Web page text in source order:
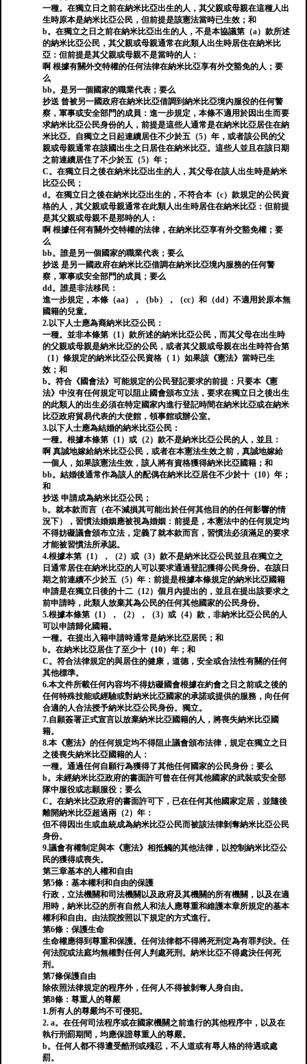
一種。在獨立日之前在納米比亞出生的人，其父親或母親在這種人出
生時原本是納米比亞公民，但前提是該憲法當時已生效；和
b。在獨立之日之前在納米比亞出生的人，不是本協議第（a）款所述
的納米比亞公民，其父親或母親通常在此類人出生時居住在納米比
亞：但前提是其父親或母親不是當時的人：
啊 根據有關外交特權的任何法律在納米比亞享有外交豁免的人；要
么
bb。是另一個國家的職業代表；要么
抄送 曾被另一國政府在納米比亞借調到納米比亞境內服役的任何警
察，軍事或安全部門的成員：進一步規定，本條不適用於因出生而要
求納米比亞公民身份的人，前提是這些人通常是在納米比亞居住在納
米比亞。自獨立之日起連續居住不少於五（5）年，或者該公民的父
親或母親通常在該國出生之日居住在納米比亞。這些人並且在該日期
之前連續居住了不少於五（5）年；
C。在獨立日之後在納米比亞出生的人，其父母在該人出生時是納米
比亞公民；
d。在獨立日之後在納米比亞出生的，不符合本（c）款規定的公民資
格的人，其父親或母親通常在此類人出生時居住在納米比亞：但前提
是其父親或母親不是那時的人：
啊 根據任何有關外交特權的法律，在納米比亞享有外交豁免權；要
么
bb。誰是另一個國家的職業代表；要么
抄送 是另一國政府在納米比亞借調在納米比亞境內服務的任何警
察，軍事或安全部門的成員；要么
dd。誰是非法移民：
進一步規定，本條（aa），（bb），（cc）和（dd）不適用於原本無
國籍的兒童。
2.以下人士應為裔納米比亞公民：
一種。並非本條第（1）款所述的納米比亞公民，而其父母在出生時
的父親或母親是納米比亞的公民，或者其父親或母親在出生時符合第
（1）條規定的納米比亞公民資格（ 1）如果該《憲法》當時已生
效；和
b。符合《國會法》可能規定的公民登記要求的前提：只要本《憲
法》中沒有任何規定可以阻止國會頒布立法，要求在獨立日之後出生
的此類人的出生必須在特定國家內進行登記時間在納米比亞或在納米
比亞政府貿易代表的大使館，領事館或辦公室。
3.以下人士應為結婚的納米比亞公民：
一種。根據本條第（1）或（2）款不是納米比亞公民的人，並且：
啊 真誠地嫁給納米比亞公民，或者在本憲法生效之前，真誠地嫁給
一個人，如果該憲法生效，該人將有資格獲得納米比亞國籍；和
bb。結婚後通常作為該人的配偶在納米比亞居住不少於十（10）年；
和
抄送 申請成為納米比亞公民；
b。就本款而言（在不減損其可能出於任何其他目的的任何影響的情
況下），習慣法婚姻應被視為婚姻：前提是，本憲法中的任何規定均
不得妨礙議會頒布立法，定義了就本款而言，習慣法必須滿足的要求
才能被習慣法所承認。
4.根據本第（1），（2）或（3）款不是納米比亞公民並且在獨立之
日通常居住在納米比亞的人可以要求通過登記獲得公民身份。在該日
期之前連續不少於五（5）年：前提是根據本條規定的納米比亞國籍
申請是在獨立日後的十二（12）個月內提出的，並且在提出該要求之
前申請時，此類人放棄其為公民的任何其他國家的公民身份。
5.根據本條第（1），（2），（3）或（4）款，非納米比亞公民的人
可以申請歸化國籍。
一種。在提出入籍申請時通常是納米比亞居民；和
b。在納米比亞居住了至少十（10）年；和
C。符合法律規定的與居住的健康，道德，安全或合法性有關的任何
其他標準。
6.本文件所載任何內容均不得妨礙國會根據在約會之日之前或之後的
任何特殊技能或經驗或對納米比亞國家的承諾或提供的服務，向任何
合適的人合法授予納米比亞公民身份。獨立。
7.自願簽署正式宣言以放棄納米比亞國籍的人，將喪失納米比亞國
籍。
8.本《憲法》的任何規定均不得阻止議會頒布法律，規定在獨立之日
之後喪失納米比亞國籍的人：
一種。通過任何自願行為獲得了其他任何國家的公民身份；要么
b。未經納米比亞政府的書面許可曾在任何其他國家的武裝或安全部
隊中服役或志願服役；要么
C。在納米比亞政府的書面許可下，已在任何其他國家定居，並隨後
離開納米比亞超過兩（2）年：
但不得因出生或血統成為納米比亞公民而被該法律剝奪納米比亞公民
身份。
9.議會有權制定與本《憲法》相抵觸的其他法律，以控制納米比亞公
民的獲得或喪失。
第三章基本的人權和自由
第5條：基本權利和自由的保護
行政，立法機關和司法機關以及政府及其機關的所有機關，以及在適
用時，納米比亞的所有自然人和法人應尊重和維護本章所規定的基本
權利和自由。由法院按照以下規定的方式進行。
第6條：保護生命
生命權應得到尊重和保護。任何法律都不得將死刑定為有罪判決。任
何法院或法庭均無權對任何人判處死刑。納米比亞不得處決任何死
刑。
第7條保護自由
除依照法律規定的程序外，任何人不得被剝奪人身自由。
第8條：尊重人的尊嚴
1.所有人的尊嚴均不可侵犯。
2. a。在任何司法程序或在國家機關之前進行的其他程序中，以及在
執行刑罰期間，均應保證尊重人的尊嚴。
b。任何人都不得遭受酷刑或殘忍，不人道或有辱人格的待遇或處
罰。